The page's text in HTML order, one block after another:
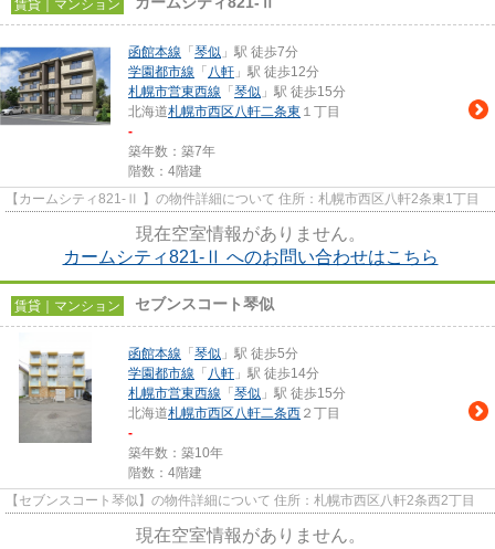
賃貸｜マンション
函館本線 「 琴似 」駅 徒歩7分
学園都市線 「 八軒 」駅 徒歩12分
札幌市営東西線 「 琴似 」駅 徒歩15分
北海道札幌市西区八軒二条東 １丁目
-
築年数：築7年
階数：4階建
【カームシティ821‐Ⅱ 】の物件詳細について 住所：札幌市西区八軒2条東1丁目
現在空室情報がありません。
カームシティ821‐Ⅱ へのお問い合わせはこちら
賃貸｜マンション セブンスコート琴似
函館本線 「 琴似 」駅 徒歩5分
学園都市線 「 八軒 」駅 徒歩14分
札幌市営東西線 「 琴似 」駅 徒歩15分
北海道札幌市西区八軒二条西 ２丁目
-
築年数：築10年
階数：4階建
【セブンスコート琴似】の物件詳細について 住所：札幌市西区八軒2条西2丁目
現在空室情報がありません。